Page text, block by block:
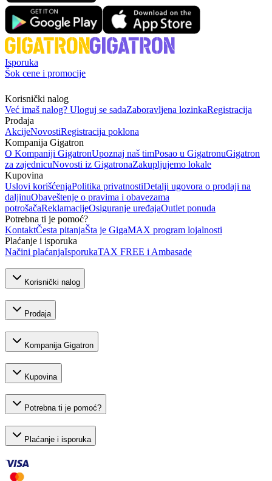
Isporuka
Šok cene i promocije
Korisnički nalog
Već imaš nalog? Uloguj se sadaZaboravljena lozinkaRegistracija
Prodaja
AkcijeNovostiRegistracija poklona
Kompanija Gigatron
O Kompaniji GigatronUpoznaj naš timPosao u GigatronuGigatron
za zajednicuNovosti iz GigatronaZakupljujemo lokale
Kupovina
Uslovi korišćenjaPolitika privatnostiDetalji ugovora o prodaji na
daljinuObaveštenje o pravima i obavezama
potrošačaReklamacijeOsiguranje uređajaOutlet ponuda
Potrebna ti je pomoć?
KontaktČesta pitanjaŠta je GigaMAX program lojalnosti
Plaćanje i isporuka
Načini plaćanjaIsporukaTAX FREE i Ambasade
Korisnički nalog
Prodaja
Kompanija Gigatron
Kupovina
Potrebna ti je pomoć?
Plaćanje i isporuka